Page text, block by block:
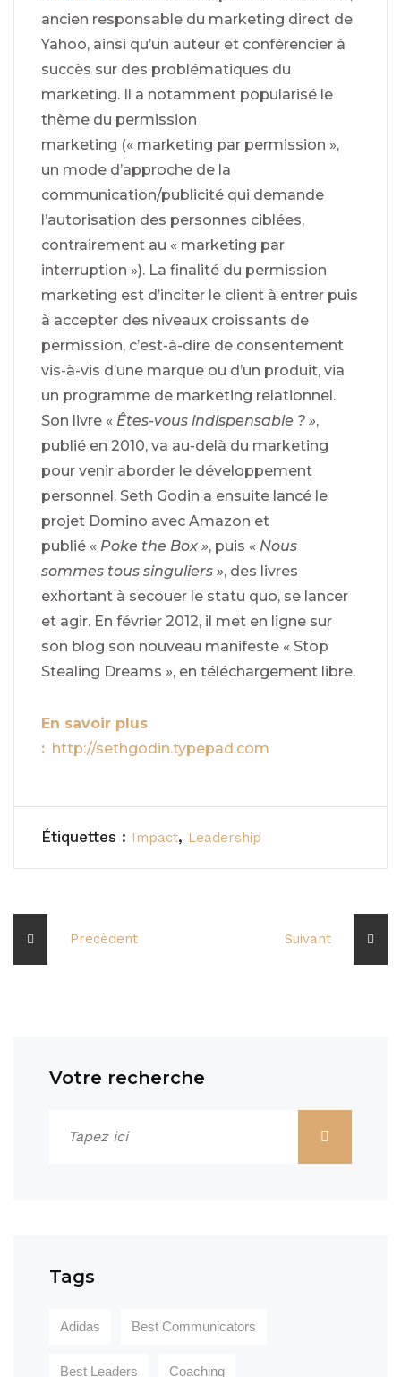
ancien responsable du marketing direct de
Yahoo, ainsi qu’un auteur et conférencier à
succès sur des problématiques du
marketing. Il a notamment popularisé le
thème du permission
marketing (« marketing par permission »,
un mode d’approche de la
communication/publicité qui demande
l’autorisation des personnes ciblées,
contrairement au « marketing par
interruption »). La finalité du permission
marketing est d’inciter le client à entrer puis
à accepter des niveaux croissants de
permission, c’est-à-dire de consentement
vis-à-vis d’une marque ou d’un produit, via
un programme de marketing relationnel.
Son livre « Êtes-vous indispensable ? »,
publié en 2010, va au-delà du marketing
pour venir aborder le développement
personnel. Seth Godin a ensuite lancé le
projet Domino avec Amazon et
publié « Poke the Box », puis « Nous
sommes tous singuliers », des livres
exhortant à secouer le statu quo, se lancer
et agir. En février 2012, il met en ligne sur
son blog son nouveau manifeste « Stop
Stealing Dreams », en téléchargement libre.
En savoir plus
: http://sethgodin.typepad.com
Étiquettes : Impact, Leadership
Précèdent Suivant
Votre recherche
Tags
Adidas Best Communicators
Best Leaders Coaching